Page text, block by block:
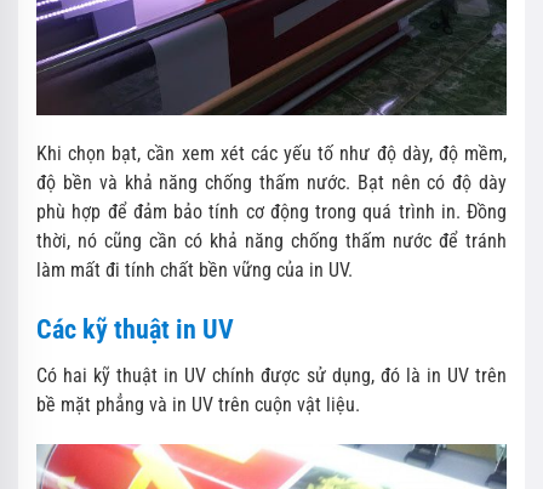
Khi chọn bạt, cần xem xét các yếu tố như độ dày, độ mềm,
độ bền và khả năng chống thấm nước. Bạt nên có độ dày
phù hợp để đảm bảo tính cơ động trong quá trình in. Đồng
thời, nó cũng cần có khả năng chống thấm nước để tránh
làm mất đi tính chất bền vững của in UV.
Các kỹ thuật in UV
Có hai kỹ thuật in UV chính được sử dụng, đó là in UV trên
bề mặt phẳng và in UV trên cuộn vật liệu.